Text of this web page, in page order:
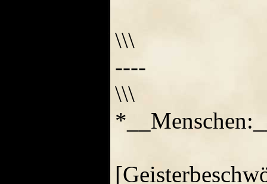
\\\
----
\\\